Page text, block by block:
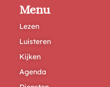
Menu
Lezen
Luisteren
Kijken
Agenda